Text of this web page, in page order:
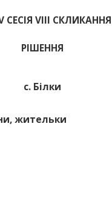
СЕСІЯ VIII СКЛИКАННЯ
РІШЕННЯ
с. Білки
жительки